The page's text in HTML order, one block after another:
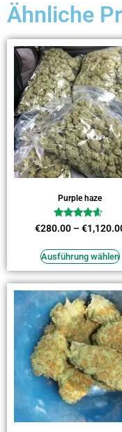
Ähnliche
Purple haze
Bewertet
von 5
€280.00–€
Ausführung wählen